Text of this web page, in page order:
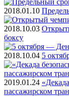
2018.01.10
2018.10.03
боксу
2018.10.04 5
2019.01.24
пассажирском